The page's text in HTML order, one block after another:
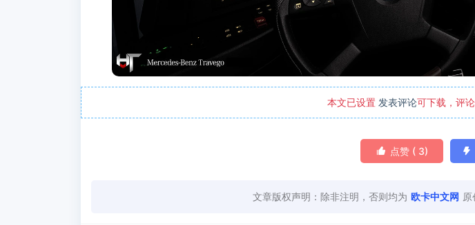
本文已设置 发表评论可下载，评
 点赞 ( 3) 
文章版权声明：除非注明，否则均为 欧卡中文网